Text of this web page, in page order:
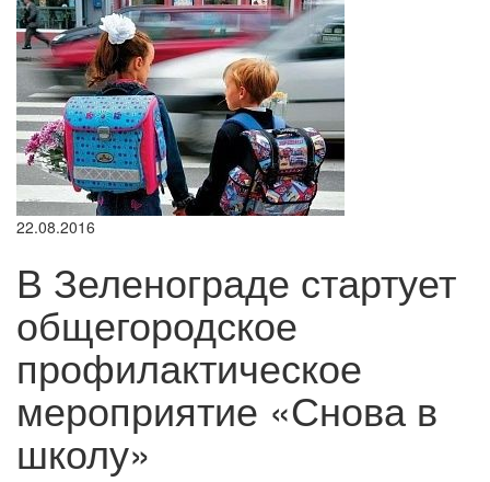
22.08.2016
В Зеленограде стартует
общегородское
профилактическое
мероприятие «Снова в
школу»